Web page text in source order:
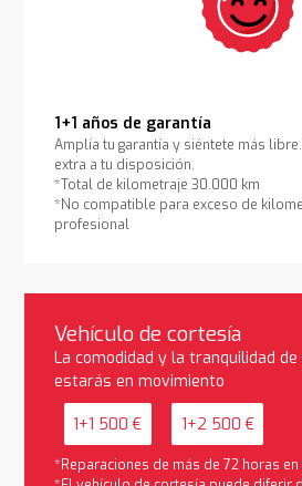
1+1 años de garantía
Amplía tu garantía y siéntete más
extra a tu disposición.
*Total de kilometraje 30.000 km
*No compatible para exceso de
profesional
Vehículo de cortesía
La comodidad y la tranquilidad
estarás en movimiento
1+1 500 € 1+2 500 €
*Reparaciones de más de 72 horas